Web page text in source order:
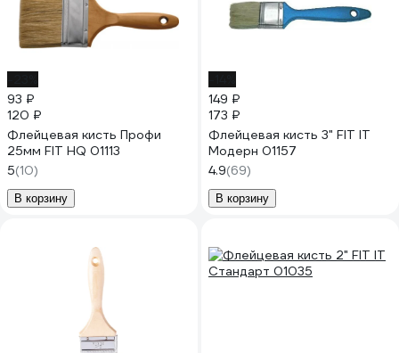
93 ₽
120 ₽
Флейцевая кисть Профи
25мм FIT HQ 01113
5(10)
В корзину
149 ₽
173 ₽
Флейцевая кисть 3" FIT IT
Модерн 01157
4.9(69)
В корзину